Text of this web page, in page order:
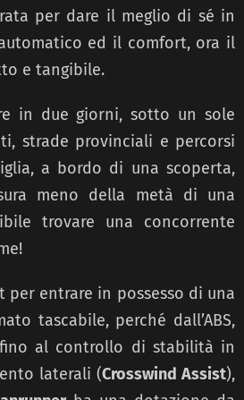
per dare il meglio di sé in
ed il comfort, ora il
e tangibile.
in due giorni, sotto un sole
strade provinciali e percorsi
a bordo di una scoperta,
meno della metà di una
trovare una concorrente
per entrare in possesso di una
tascabile, perché dall’ABS,
fino al controllo di stabilità in
laterali (Crosswind Assist),